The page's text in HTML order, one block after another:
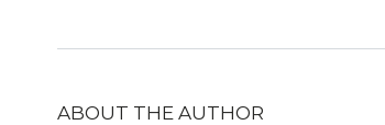
ABOUT THE AUTHOR